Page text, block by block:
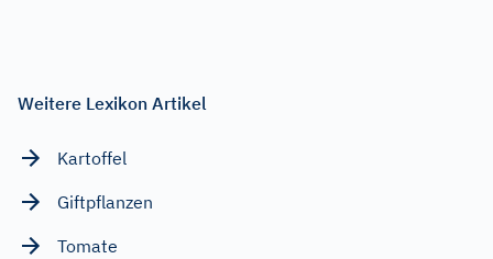
Weitere Lexikon Artikel
Kartoffel
Giftpflanzen
Tomate